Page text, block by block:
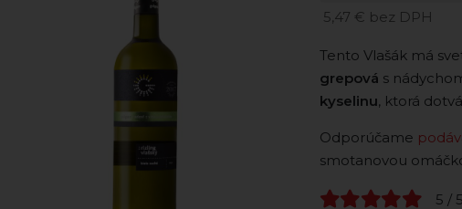
5,47 € bez DPH
Tento Vlašák má
grepová s
kyselinu, ktorá
Odporúčame
smotanovou
5 /